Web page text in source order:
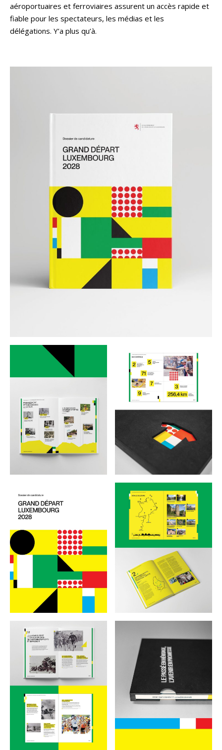
aéroportuaires et ferroviaires assurent un accès rapide et
fiable pour les spectateurs, les médias et les
délégations. Y’a plus qu’à.